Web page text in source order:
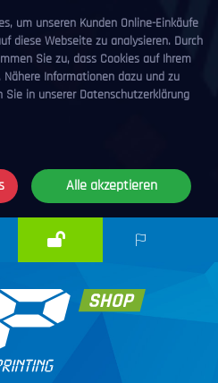
um unseren Kunden Online-Einkäufe
diese Webseite zu analysieren. Durch
Sie zu, dass Cookies auf Ihrem
Informationen dazu und zu
in unserer Datenschutzerklärung
Alle akzeptieren